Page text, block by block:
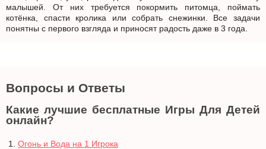
малышей. От них требуется покормить питомца, поймать
котёнка, спасти кролика или собрать снежинки. Все задачи
понятны с первого взгляда и приносят радость даже в 3 года.
Вопросы и Ответы
Какие лучшие бесплатные Игры Для Детей
онлайн?
Огонь и Вода на 1 Игрока